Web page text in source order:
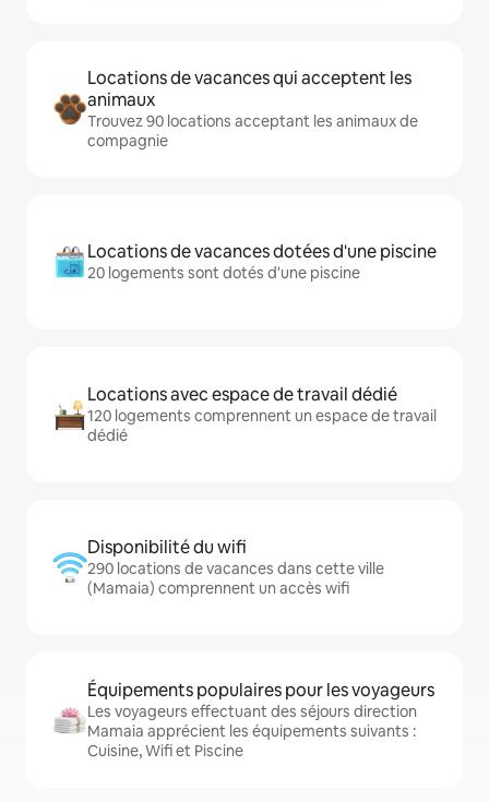
Locations de vacances qui acceptent les
animaux
Trouvez 90 locations acceptant les animaux de
compagnie
Locations de vacances dotées d'une piscine
20 logements sont dotés d'une piscine
Locations avec espace de travail dédié
120 logements comprennent un espace de travail
dédié
Disponibilité du wifi
290 locations de vacances dans cette ville
(Mamaia) comprennent un accès wifi
Équipements populaires pour les voyageurs
Les voyageurs effectuant des séjours direction
Mamaia apprécient les équipements suivants :
Cuisine, Wifi et Piscine